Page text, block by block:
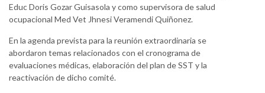
Educ Doris Gozar Guisasola y como supervisora de salud
ocupacional Med Vet Jhnesi Veramendi Quiñonez.
En la agenda prevista para la reunión extraordinaria se
abordaron temas relacionados con el cronograma de
evaluaciones médicas, elaboración del plan de SST y la
reactivación de dicho comité.